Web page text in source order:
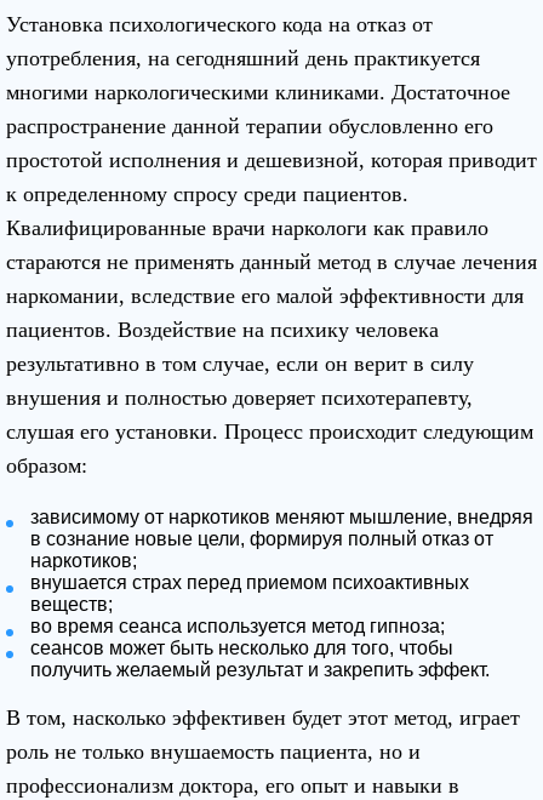
Установка психологического кода на отказ от
употребления, на сегодняшний день практикуется
многими наркологическими клиниками. Достаточное
распространение данной терапии обусловленно его
простотой исполнения и дешевизной, которая приводит
к определенному спросу среди пациентов.
Квалифицированные врачи наркологи как правило
стараются не применять данный метод в случае лечения
наркомании, вследствие его малой эффективности для
пациентов. Воздействие на психику человека
результативно в том случае, если он верит в силу
внушения и полностью доверяет психотерапевту,
слушая его установки. Процесс происходит следующим
образом:
зависимому от наркотиков меняют мышление, внедряя
в сознание новые цели, формируя полный отказ от
наркотиков;
внушается страх перед приемом психоактивных
веществ;
во время сеанса используется метод гипноза;
сеансов может быть несколько для того, чтобы
получить желаемый результат и закрепить эффект.
В том, насколько эффективен будет этот метод, играет
роль не только внушаемость пациента, но и
профессионализм доктора, его опыт и навыки в